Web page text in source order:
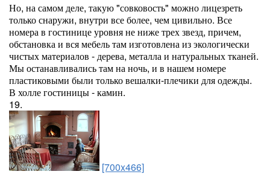
Но, на самом деле, такую "совковость" можно лицезреть
только снаружи, внутри все более, чем цивильно. Все
номера в гостинице уровня не ниже трех звезд, причем,
обстановка и вся мебель там изготовлена из экологически
чистых материалов - дерева, металла и натуральных тканей.
Мы останавливались там на ночь, и в нашем номере
пластиковыми были только вешалки-плечики для одежды.
В холле гостиницы - камин.
19.
[700x466]